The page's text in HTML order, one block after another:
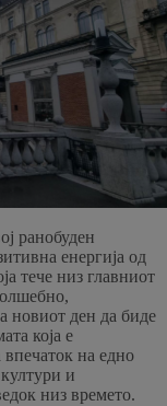
ранобуден
енергија од
тече низ главниот
новиот ден да биде
која е
впечаток на едно
и
низ времето.